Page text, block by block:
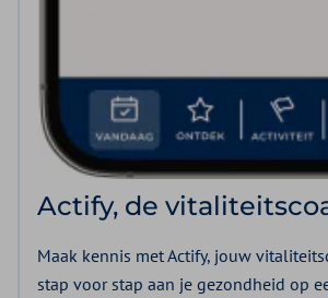
Actify, de
Maak kennis met Actify, jouw
stap voor stap aan je gezondheid op